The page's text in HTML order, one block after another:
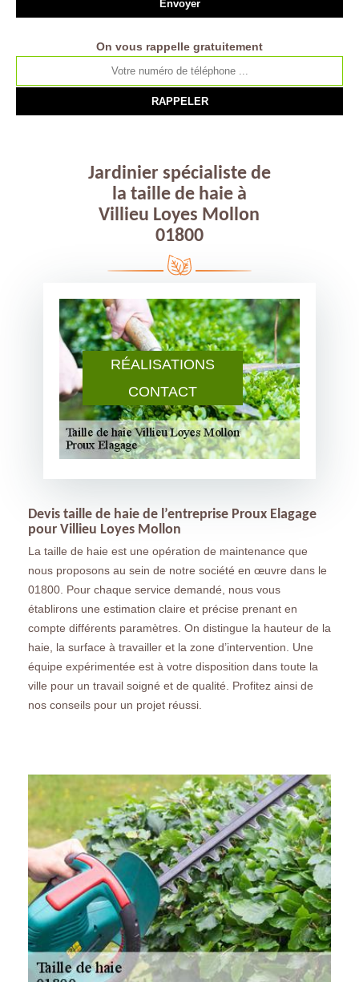
RÉALISATIONS
CONTACT
On vous rappelle gratuitement
Jardinier spécialiste de
la taille de haie à
Villieu Loyes Mollon
01800
Devis taille de haie de l’entreprise Proux Elagage
pour Villieu Loyes Mollon
La taille de haie est une opération de maintenance que
nous proposons au sein de notre société en œuvre dans le
01800. Pour chaque service demandé, nous vous
établirons une estimation claire et précise prenant en
compte différents paramètres. On distingue la hauteur de la
haie, la surface à travailler et la zone d’intervention. Une
équipe expérimentée est à votre disposition dans toute la
ville pour un travail soigné et de qualité. Profitez ainsi de
nos conseils pour un projet réussi.